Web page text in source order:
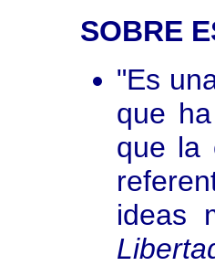
SOBRE
"Es
que
que la
ideas